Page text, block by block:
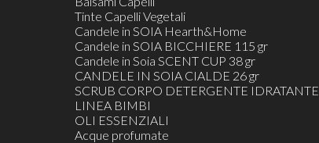
Tinte Capelli Vegetali
Candele in SOIA Hearth&Home
Candele in SOIA BICCHIERE 115 gr
Candele in Soia SCENT CUP 38 gr
CANDELE IN SOIA CIALDE 26 gr
SCRUB CORPO DETERGENTE IDRATANTE
LINEA BIMBI
OLI ESSENZIALI
Acque profumate